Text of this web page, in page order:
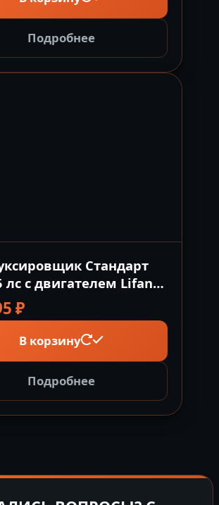
Подробнее
Стандарт
с двигателем Lifan
Россия
₽
В корзину
Подробнее